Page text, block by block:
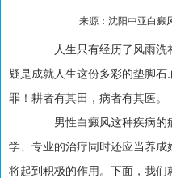
来源：沈阳中亚白
人生只有经历了风雨洗
疑是成就人生这份多彩的垫脚
罪！耕者有其田，病者有其医。
男性白癜风这种疾病的
学、专业的治疗同时还应当养
将起到积极的作用。下面，我们